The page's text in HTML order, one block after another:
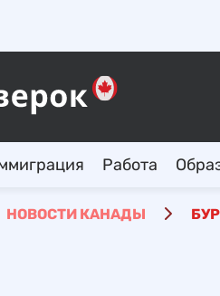
Работа
НОВОСТИ КАНАДЫ